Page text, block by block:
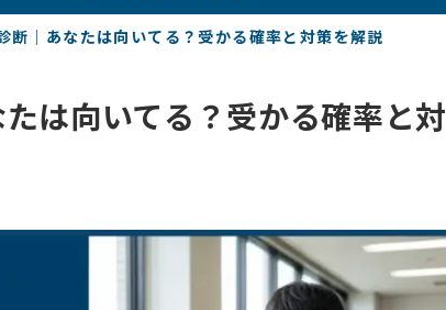
断｜あなたは向いてる？受かる確率と対策を解説
は向いてる？受かる確率と対